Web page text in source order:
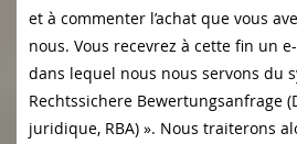
et à commenter l’achat que vous
nous. Vous recevrez à cette fin un
dans lequel nous nous servons du
Rechtssichere Bewertungsanfrage
juridique, RBA) ». Nous traiterons